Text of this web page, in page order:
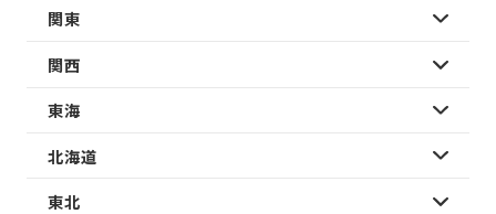
関東
関西
東海
北海道
東北